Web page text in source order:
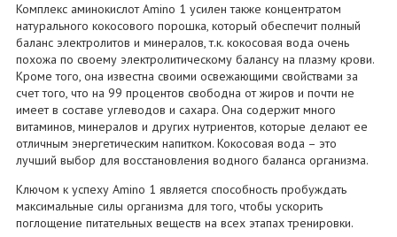
Комплекс аминокислот Amino 1 усилен также концентратом
натурального кокосового порошка, который обеспечит полный
баланс электролитов и минералов, т.к. кокосовая вода очень
похожа по своему электролитическому балансу на плазму крови.
Кроме того, она известна своими освежающими свойствами за
счет того, что на 99 процентов свободна от жиров и почти не
имеет в составе углеводов и сахара. Она содержит много
витаминов, минералов и других нутриентов, которые делают ее
отличным энергетическим напитком. Кокосовая вода – это
лучший выбор для восстановления водного баланса организма.
Ключом к успеху Amino 1 является способность пробуждать
максимальные силы организма для того, чтобы ускорить
поглощение питательных веществ на всех этапах тренировки.